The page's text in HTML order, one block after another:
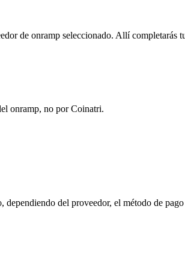
de onramp seleccionado. Allí completarás
onramp, no por Coinatri.
del proveedor, el método de